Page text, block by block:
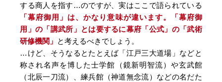
する商人を指す…のですが、実はここで語られている
「幕府御用」は、かなり意味が違います。「幕府御
用」の「講武所」とは要するに幕府「公式」の「武術
研修機関」 と考えるべきでしょう。
…けど、そうなるとたとえば「江戸三大道場」などと
称され名声を博した士学館（鏡新明智流）や玄武館
（北辰一刀流）、練兵館（神道無念流）などの名だた